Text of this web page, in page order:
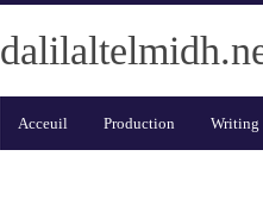
Acceuil Production Writing